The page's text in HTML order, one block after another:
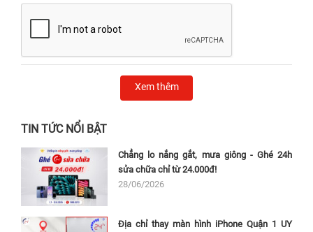
Xem thêm
TIN TỨC NỔI BẬT
Chẳng lo nắng gắt, mưa giông - Ghé 24h
sửa chữa chỉ từ 24.000đ!
28/06/2026
Địa chỉ thay màn hình iPhone Quận 1 UY